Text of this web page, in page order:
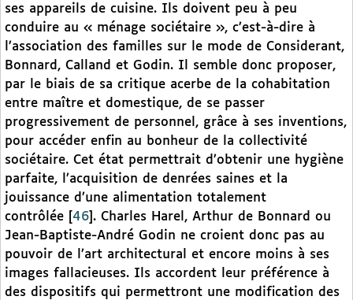
ses appareils de cuisine. Ils doivent peu à peu
conduire au « ménage sociétaire », c’est-à-dire à
l’association des familles sur le mode de Considerant,
Bonnard, Calland et Godin. Il semble donc proposer,
par le biais de sa critique acerbe de la cohabitation
entre maître et domestique, de se passer
progressivement de personnel, grâce à ses inventions,
pour accéder enfin au bonheur de la collectivité
sociétaire. Cet état permettrait d’obtenir une hygiène
parfaite, l’acquisition de denrées saines et la
jouissance d’une alimentation totalement
contrôlée
46 . Charles Harel, Arthur de Bonnard ou
Jean-Baptiste-André Godin ne croient donc pas au
pouvoir de l’art architectural et encore moins à ses
images fallacieuses. Ils accordent leur préférence à
des dispositifs qui permettront une modification des